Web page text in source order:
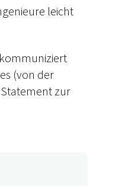
leicht
(von der
zur